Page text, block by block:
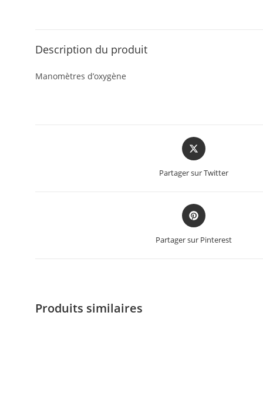
Description du produit
Manomètres d’oxygène
Partager sur Twitter
Partager sur Pinterest
Produits similaires